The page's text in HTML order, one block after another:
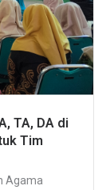
TA, DA di
Tim
Agama